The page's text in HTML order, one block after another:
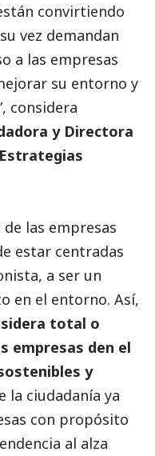
convirtiendo
vez demandan
a las empresas
su entorno y
considera
y Directora
las empresas
estar centradas
a ser un
en el entorno. Así,
total o
empresas den el
y
la ciudadanía ya
con propósito
al alza